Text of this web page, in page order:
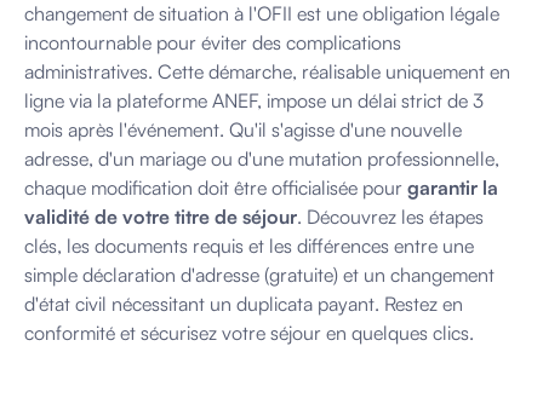
changement de situation à l'OFII est une obligation légale
incontournable pour éviter des complications
administratives. Cette démarche, réalisable uniquement en
ligne via la plateforme ANEF, impose un délai strict de 3
mois après l'événement. Qu'il s'agisse d'une nouvelle
adresse, d'un mariage ou d'une mutation professionnelle,
chaque modification doit être officialisée pour garantir la
validité de votre titre de séjour. Découvrez les étapes
clés, les documents requis et les différences entre une
simple déclaration d'adresse (gratuite) et un changement
d'état civil nécessitant un duplicata payant. Restez en
conformité et sécurisez votre séjour en quelques clics.